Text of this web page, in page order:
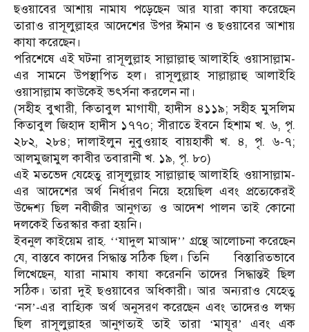
ছওয়াবের আশায় নামায পড়েছেন আর যারা কাযা করেছেন
তারাও রাসূলুল্লাহর আদেশের উপর ঈমান ও ছওয়াবের আশায়
কাযা করেছেন।
পরিশেষে এই ঘটনা রাসূলুল্লাহ সাল্লাল্লাহু আলাইহি ওয়াসাল্লাম-
এর সামনে উপস্থাপিত হল। রাসূলুল্লাহ সাল্লাল্লাহু আলাইহি
ওয়াসাল্লাম কাউকেই ভৎর্সনা করলেন না।
(সহীহ বুখারী, কিতাবুল মাগাযী, হাদীস ৪১১৯; সহীহ মুসলিম
কিতাবুল জিহাদ হাদীস ১৭৭০; সীরাতে ইবনে হিশাম খ. ৬, পৃ.
২৮২, ২৮৪; দালাইলুন নুবুওয়াহ বায়হাকী খ. ৪, পৃ. ৬-৭;
আলমুজামুল কাবীর তবারানী খ. ১৯, পৃ. ৮০)
এই মতভেদ যেহেতু রাসূলুল্লাহ সাল্লাল্লাহু আলাইহি ওয়াসাল্লাম-
এর আদেশের অর্থ নির্ধারণ নিয়ে হয়েছিল এবং প্রত্যেকেরই
উদ্দেশ্য ছিল নবীজীর আনুগত্য ও আদেশ পালন তাই কোনো
দলকেই তিরস্কার করা হয়নি।
ইবনুল কাইয়েম রাহ. ‘‘যাদুল মাআদ’’ গ্রন্থে আলোচনা করেছেন
যে, বাস্তবে কাদের সিদ্ধান্ত সঠিক ছিল। তিনি
বিস্তারিতভাবে
লিখেছেন, যারা নামায কাযা করেননি তাদের সিদ্ধান্তই ছিল
সঠিক। তারা দুই ছওয়াবের অধিকারী। আর অন্যরাও যেহেতু
‘নস’-এর বাহ্যিক অর্থ অনুসরণ করেছেন এবং তাদেরও লক্ষ্য
ছিল রাসূলুল্লাহর আনুগত্যই তাই তারা
‘মাযূর’
এবং এক